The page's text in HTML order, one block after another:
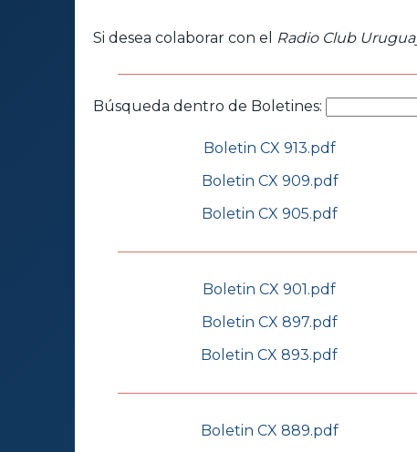
Si desea colaborar con el Radio Club
Búsqueda dentro de Boletines:
Boletin CX 913.pdf
Boletin CX 909.pdf
Boletin CX 905.pdf
Boletin CX 901.pdf
Boletin CX 897.pdf
Boletin CX 893.pdf
Boletin CX 889.pdf